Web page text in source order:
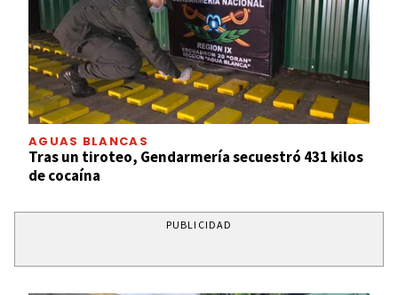
AGUAS BLANCAS
Tras un tiroteo, Gendarmería secuestró 431 kilos
de cocaína
PUBLICIDAD